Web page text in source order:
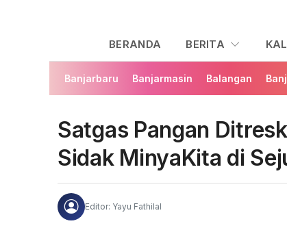
BERANDA BERITA
Banjarbaru Banjarmasin Balangan
Satgas Pangan
Sidak MinyaKita di
Editor: Yayu Fathilal